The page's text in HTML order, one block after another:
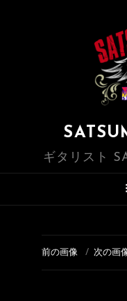
ギタリスト
前の画像 次の画